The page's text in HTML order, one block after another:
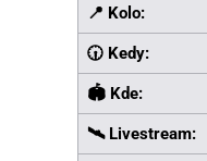
📍 Kolo:
🕡 Kedy:
🏟️ Kde:
🛰️ Livestream: